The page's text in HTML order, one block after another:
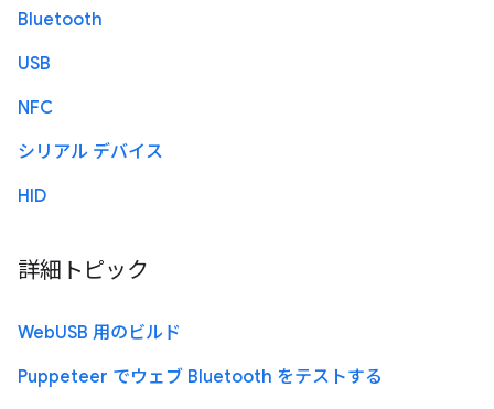
Bluetooth
USB
NFC
シリアル デバイス
HID
詳細トピック
WebUSB 用のビルド
Puppeteer でウェブ Bluetooth をテストする